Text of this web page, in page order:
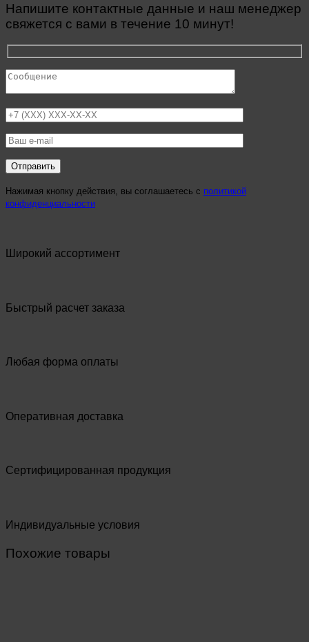
Напишите контактные данные и наш менеджер
свяжется с вами в течение 10 минут!
Нажимая кнопку действия, вы соглашаетесь с политикой
конфиденциальности
Широкий ассортимент
Быстрый расчет заказа
Любая форма оплаты
Оперативная доставка
Сертифицированная продукция
Индивидуальные условия
Похожие товары